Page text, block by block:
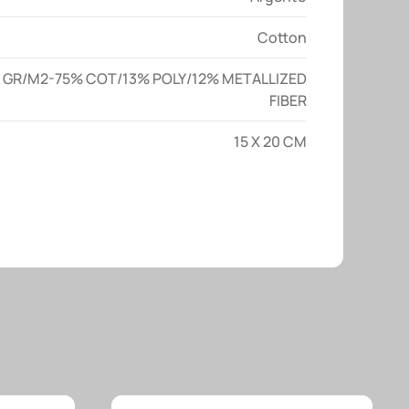
Cotton
M2-75% COT/13% POLY/12% METALLIZED
FIBER
15 X 20 CM